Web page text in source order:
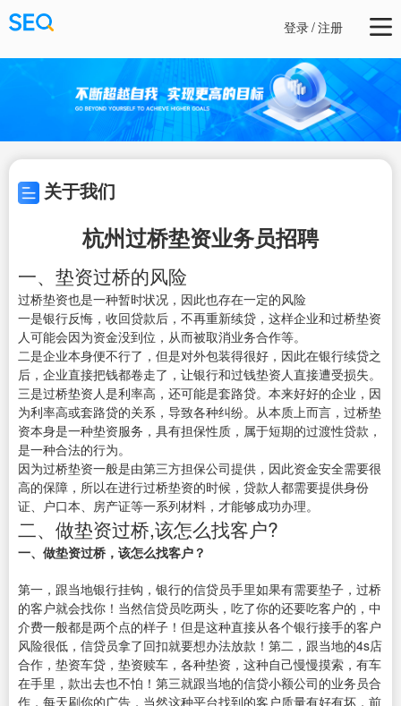
登录/注册
关于我们
杭州过桥垫资业务员招聘
一、垫资过桥的风险
过桥垫资也是一种暂时状况，因此也存在一定的风险
一是银行反悔，收回贷款后，不再重新续贷，这样企业和过桥垫资
人可能会因为资金没到位，从而被取消业务合作等。
二是企业本身便不行了，但是对外包装得很好，因此在银行续贷之
后，企业直接把钱都卷走了，让银行和过钱垫资人直接遭受损失。
三是过桥垫资人是利率高，还可能是套路贷。本来好好的企业，因
为利率高或套路贷的关系，导致各种纠纷。 从本质上而言，过桥垫
资本身是一种垫资服务，具有担保性质，属于短期的过渡性贷款，
是一种合法的行为。
因为过桥垫资一般是由第三方担保公司提供，因此资金安全需要很
高的保障，所以在进行过桥垫资的时候，贷款人都需要提供身份
证、户口本、房产证等一系列材料，才能够成功办理。
二、做垫资过桥,该怎么找客户?
一、做垫资过桥，该怎么找客户？
第一，跟当地银行挂钩，银行的信贷员手里如果有需要垫子，过桥
的客户就会找你！当然信贷员吃两头，吃了你的还要吃客户的，中
介费一般都是两个点的样子！但是这种直接从各个银行接手的客户
风险很低，信贷员拿了回扣就要想办法放款！第二，跟当地的4s店
合作，垫资车贷，垫资赎车，各种垫资，这种自己慢慢摸索，有车
在手里，款出去也不怕！第三就跟当地的信贷小额公司的业务员合
作，每天刷你的广告，当然这种平台找到的客户质量有好有坏，前